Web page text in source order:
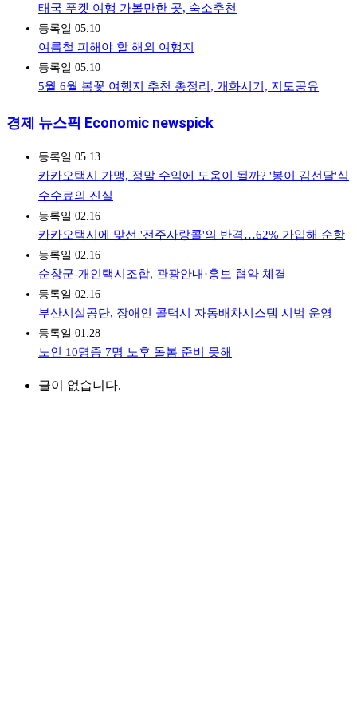
태국 푸켓 여행 가볼만한 곳, 숙소추천
등록일 05.10
여름철 피해야 할 해외 여행지
등록일 05.10
5월 6월 봄꽃 여행지 추천 총정리, 개화시기, 지도공유
경제 뉴스픽 Economic newspick
등록일 05.13
카카오택시 가맹, 정말 수익에 도움이 될까? '봉이 김선달'식
수수료의 진실
등록일 02.16
카카오택시에 맞선 '전주사랑콜'의 반격…62% 가입해 순항
등록일 02.16
순창군-개인택시조합, 관광안내·홍보 협약 체결
등록일 02.16
부산시설공단, 장애인 콜택시 자동배차시스템 시범 운영
등록일 01.28
노인 10명중 7명 노후 돌봄 준비 못해
글이 없습니다.